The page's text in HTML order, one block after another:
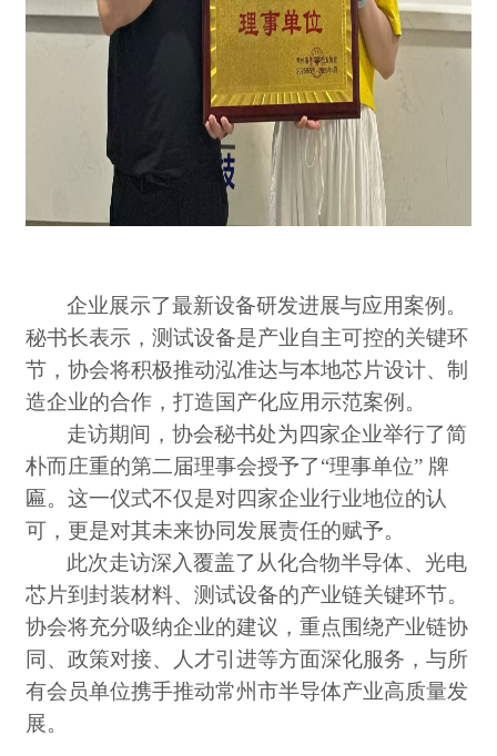
企业展示了最新设备研发进展与应用案例。
秘书长表示，测试设备是产业自主可控的关键环
节，协会将积极推动泓准达与本地芯片设计、制
造企业的合作，打造国产化应用示范案例。
走访期间，协会秘书处为四家企业举行了简
朴而庄重的第二届理事会授予了“理事单位” 牌
匾。这一仪式不仅是对四家企业行业地位的认
可，更是对其未来协同发展责任的赋予。
此次走访深入覆盖了从化合物半导体、光电
芯片到封装材料、测试设备的产业链关键环节。
协会将充分吸纳企业的建议，重点围绕产业链协
同、政策对接、人才引进等方面深化服务，与所
有会员单位携手推动常州市半导体产业高质量发
展。